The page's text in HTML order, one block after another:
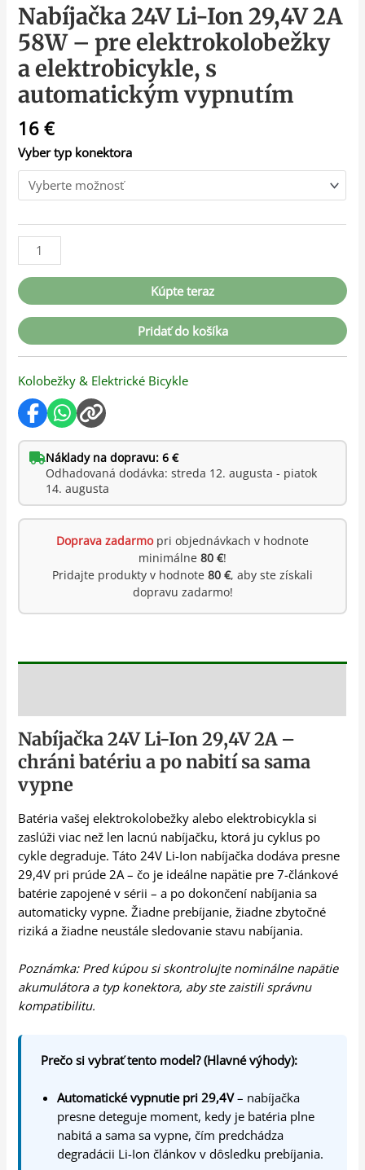
Nabíjačka 24V Li-Ion 29,4V 2A
58W – pre elektrokolobežky
a elektrobicykle, s
automatickým vypnutím
16€
Vyber typ konektora
Kúpte teraz
Pridať do košíka
Kolobežky & Elektrické Bicykle
Náklady na dopravu: 6 €
Odhadovaná dodávka: streda 12. augusta - piatok
14. augusta
Doprava zadarmopri objednávkach v hodnote
minimálne 80 €!
Pridajte produkty v hodnote 80 €, aby ste získali
dopravu zadarmo!
Nabíjačka 24V Li-Ion 29,4V 2A –
chráni batériu a po nabití sa sama
vypne
Batéria vašej elektrokolobežky alebo elektrobicykla si
zaslúži viac než len lacnú nabíjačku, ktorá ju cyklus po
cykle degraduje. Táto 24V Li-Ion nabíjačka dodáva presne
29,4V pri prúde 2A – čo je ideálne napätie pre 7-článkové
batérie zapojené v sérii – a po dokončení nabíjania sa
automaticky vypne. Žiadne prebíjanie, žiadne zbytočné
riziká a žiadne neustále sledovanie stavu nabíjania.
Poznámka: Pred kúpou si skontrolujte nominálne napätie
akumulátora a typ konektora, aby ste zaistili správnu
kompatibilitu.
Prečo si vybrať tento model? (Hlavné výhody):
Automatické vypnutie pri 29,4V– nabíjačka
presne deteguje moment, kedy je batéria plne
nabitá a sama sa vypne, čím predchádza
degradácii Li-Ion článkov v dôsledku prebíjania.